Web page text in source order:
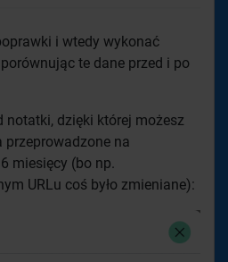
i wtedy wykonać
te dane przed i po
notatki, dzięki której możesz
przeprowadzone na
miesięcy (bo np.
URLu coś było zmieniane):